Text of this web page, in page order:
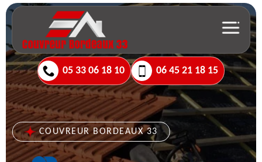
05 33 06 18 10 06 45 21 18 15
COUVREUR BORDEAUX 33